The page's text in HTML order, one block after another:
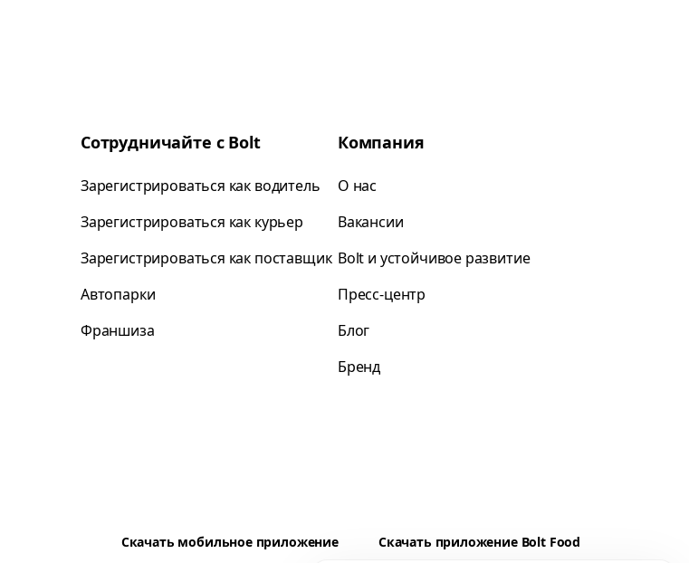
Сотрудничайте с Bolt
Зарегистрироваться как водитель
Зарегистрироваться как курьер
Зарегистрироваться как поставщик
Автопарки
Франшиза
Компания
О нас
Вакансии
Bolt и устойчивое развитие
Пресс-центр
Блог
Бренд
Скачать мобильное приложение Скачать приложение Bolt Food